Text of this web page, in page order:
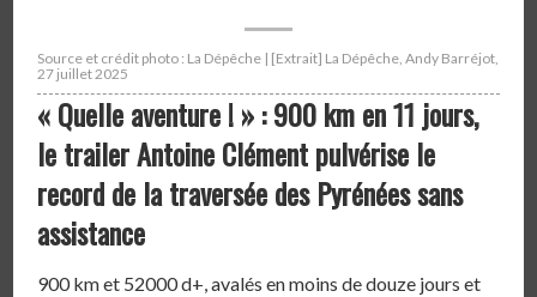
Source et crédit photo : La Dépêche | [Extrait] La Dépêche, Andy Barréjot,
27 juillet 2025
« Quelle aventure ! » : 900 km en 11 jours,
le trailer Antoine Clément pulvérise le
record de la traversée des Pyrénées sans
assistance
900 km et 52000 d+, avalés en moins de douze jours et